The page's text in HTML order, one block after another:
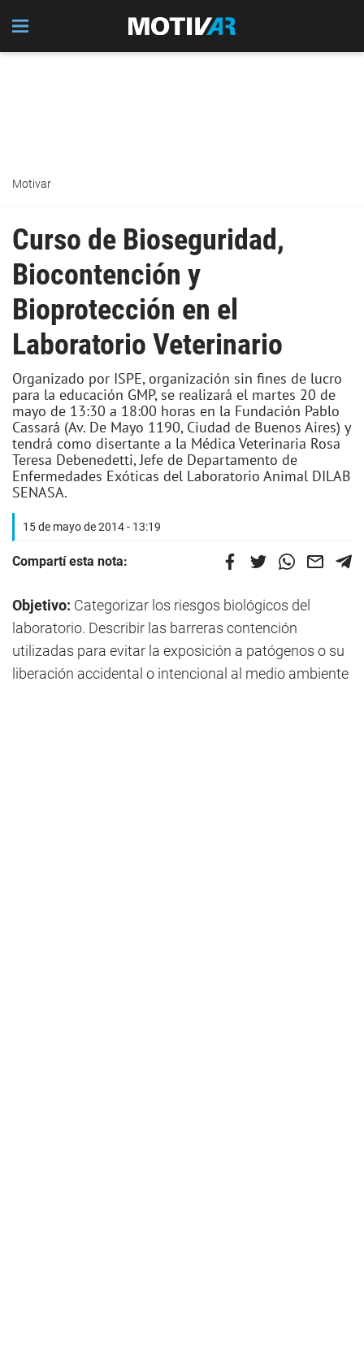
Motivar
Curso de Bioseguridad,
Biocontención y
Bioprotección en el
Laboratorio Veterinario
Organizado por ISPE, organización sin fines de lucro
para la educación GMP, se realizará el martes 20 de
mayo de 13:30 a 18:00 horas en la Fundación Pablo
Cassará (Av. De Mayo 1190, Ciudad de Buenos Aires) y
tendrá como disertante a la Médica Veterinaria Rosa
Teresa Debenedetti, Jefe de Departamento de
Enfermedades Exóticas del Laboratorio Animal DILAB
SENASA.
15 de mayo de 2014 - 13:19
Compartí esta nota:
Objetivo: Categorizar los riesgos biológicos del
laboratorio. Describir las barreras contención
utilizadas para evitar la exposición a patógenos o su
liberación accidental o intencional al medio ambiente